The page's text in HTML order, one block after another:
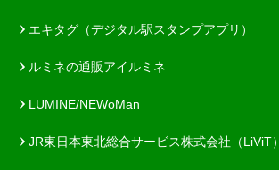
エキタグ（デジタル駅スタンプアプリ）
ルミネの通販アイルミネ
LUMINE/NEWoMan
JR東日本東北総合サービス株式会社（LiViT）